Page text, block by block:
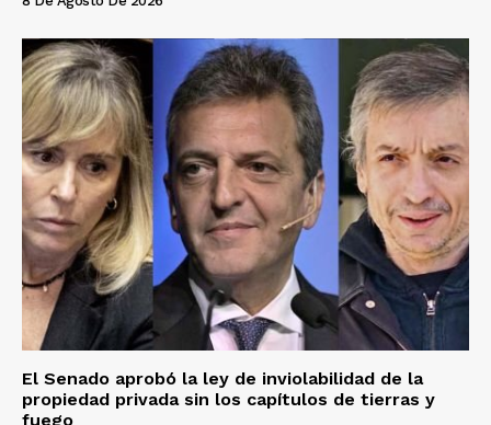
El Senado aprobó la ley de inviolabilidad de la
propiedad privada sin los capítulos de tierras y
fuego